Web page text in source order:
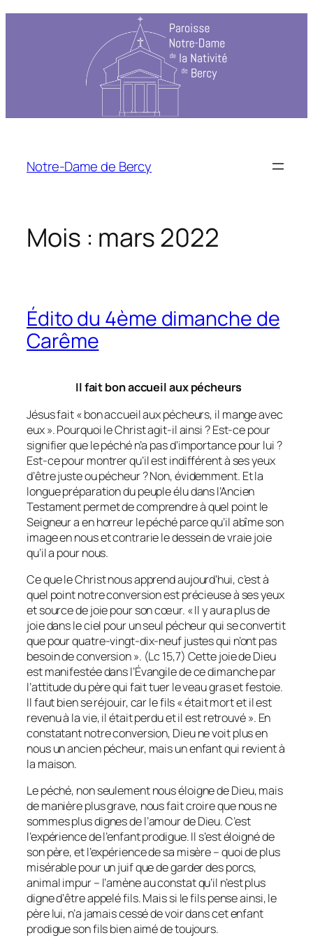
Notre-Dame de Bercy
Mois : mars 2022
Édito du 4ème dimanche de
Carême
Il fait bon accueil aux pécheurs
Jésus fait « bon accueil aux pécheurs, il mange avec
eux ». Pourquoi le Christ agit-il ainsi ? Est-ce pour
signifier que le péché n’a pas d’importance pour lui ?
Est-ce pour montrer qu’il est indifférent à ses yeux
d’être juste ou pécheur ? Non, évidemment. Et la
longue préparation du peuple élu dans l’Ancien
Testament permet de comprendre à quel point le
Seigneur a en horreur le péché parce qu’il abîme son
image en nous et contrarie le dessein de vraie joie
qu’il a pour nous.
Ce que le Christ nous apprend aujourd’hui, c’est à
quel point notre conversion est précieuse à ses yeux
et source de joie pour son cœur. « Il y aura plus de
joie dans le ciel pour un seul pécheur qui se convertit
que pour quatre-vingt-dix-neuf justes qui n’ont pas
besoin de conversion ». (Lc 15,7) Cette joie de Dieu
est manifestée dans l’Évangile de ce dimanche par
l’attitude du père qui fait tuer le veau gras et festoie.
Il faut bien se réjouir, car le fils « était mort et il est
revenu à la vie, il était perdu et il est retrouvé ». En
constatant notre conversion, Dieu ne voit plus en
nous un ancien pécheur, mais un enfant qui revient à
la maison.
Le péché, non seulement nous éloigne de Dieu, mais
de manière plus grave, nous fait croire que nous ne
sommes plus dignes de l’amour de Dieu. C’est
l’expérience de l’enfant prodigue. Il s’est éloigné de
son père, et l’expérience de sa misère – quoi de plus
misérable pour un juif que de garder des porcs,
animal impur – l’amène au constat qu’il n’est plus
digne d’être appelé fils. Mais si le fils pense ainsi, le
père lui, n’a jamais cessé de voir dans cet enfant
prodigue son fils bien aimé de toujours.